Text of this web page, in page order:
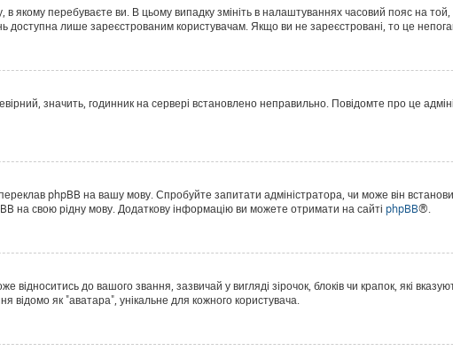
якому перебуваєте ви. В цьому випадку змініть в налаштуваннях часовий пояс на той,
доступна лише зареєстрованим користувачам. Якщо ви не зареєстровані, то це
значить, годинник на сервері встановлено неправильно. Повідомте про це
phpBB на вашу мову. Спробуйте запитати адміністратора, чи може він
на свою рідну мову. Додаткову інформацію ви можете отримати на сайті phpBB®.
до вашого звання, зазвичай у вигляді зірочок, блоків чи крапок, які
як "аватара", унікальне для кожного користувача.